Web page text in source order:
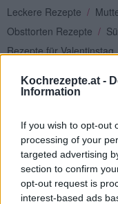
Kochrezepte.at -
Information
If you wish to opt-out
processing of your
targeted advertising
section to confirm
opt-out request is
interest-based ads
Leckere Rezepte /
Obsttorten Rezepte /
Rezepte für Valentinstag
Ähnliche Rezepte
Leicht
Leicht